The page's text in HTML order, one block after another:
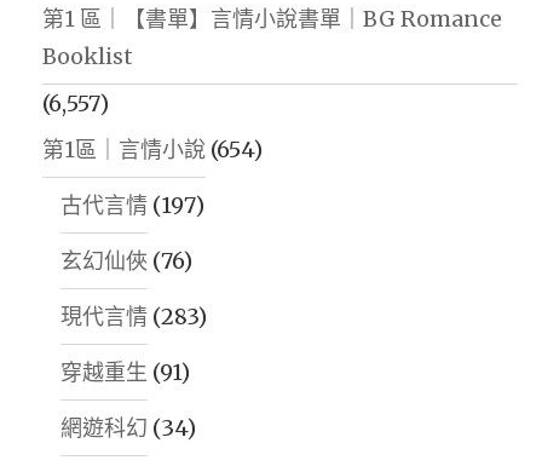
第1 區｜【書單】言情小說書單｜BG Romance
Booklist
(6,557)
第1區｜言情小說 (654)
古代言情 (197)
玄幻仙俠 (76)
現代言情 (283)
穿越重生 (91)
網遊科幻 (34)